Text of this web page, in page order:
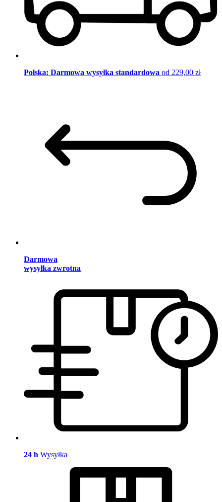
Polska: Darmowa wysyłka standardowa od 229,00 zł
Darmowa
wysyłka zwrotna
24 h Wysyłka